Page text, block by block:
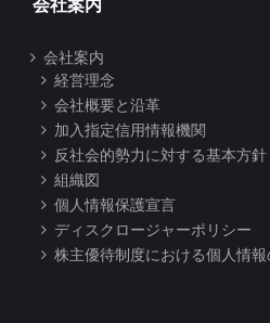
会社案内
会社案内
経営理念
会社概要と沿革
加入指定信用情報機関
反社会的勢力に対する基本方針
組織図
個人情報保護宣言
ディスクロージャーポリシー
株主優待制度における個人情